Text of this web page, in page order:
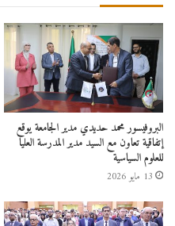
البروفيسور محمد حديدي مدير الجامعة يوقع
إتفاقية تعاون مع السيد مدير المدرسة العليا
للعلوم السياسية
13 مايو 2026